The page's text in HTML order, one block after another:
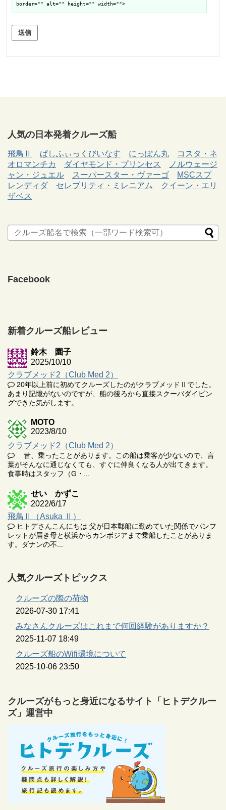
border="" alt="" height="" width="">
送信
人気の日本発着クルーズ船
飛鳥Ⅱ ぱしふぃっくびいなす にっぽん丸
コスタ・ネ
オロマンチカ
ダイヤモンド・プリンセス
ノルウェージ
ャン・ジュエル
スーパースター・ヴァーゴ
MSCスプ
レンディダ
セレブリティ・ミレニアム
クイーン・エリ
ザベス
Facebook
新着クルーズ船レビュー
鈴木 園子
2025/10/10
クラブメッド2（Club Med 2）
20年以上前に初めてクルーズしたのがクラブメッドⅡでした。
あまり記憶がないのですが、船の後ろから直接スクーバダイビン
グできた気がします。...
MOTO
2023/8/10
クラブメッド2（Club Med 2）
昔、乗ったことがあります。この船は乗客が少ないので、言
葉がそんなに通じなくても、すぐに仲良くなる人が出てきます。
食事時はスタッフ（G・...
せい かずこ
2022/6/17
飛鳥Ⅱ（Asuka Ⅱ）
ヒトデさんこんにちは 父が日本郵船に勤めていた関係でパンフ
レットが届き母と横浜からカンボジアまで乗船したことがありま
す。ダナンの不...
人気クルーズトピックス
クルーズの際の荷物
2026-07-30 17:41
みなさんクルーズはこれまで何回経験がありますか？
2025-11-07 18:49
クルーズ船のWifi環境について
2025-10-06 23:50
クルーズがもっと身近になるサイト「ヒトデクルー
ズ」運営中